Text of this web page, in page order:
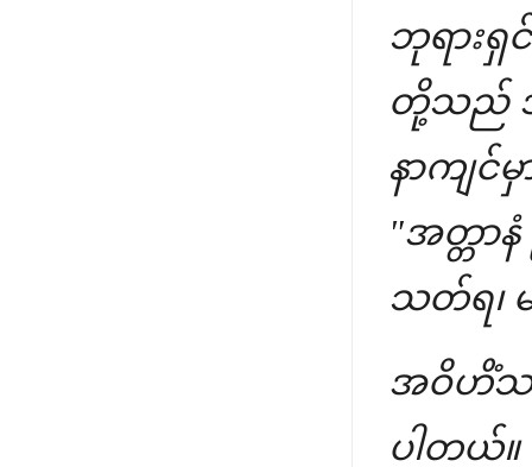
ဘုရားရှ
တို့သည်
နာကျင်
"အတ္တာ
သတ်ရ၊
အဝိဟိံသ
ပါတယ်။